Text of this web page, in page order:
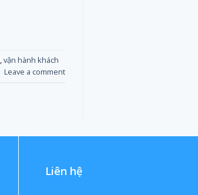
,vận hành khách
Leave a comment
Liên hệ